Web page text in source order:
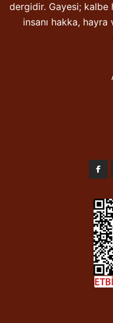
dergidir. Gayesi;
insanı hakka,